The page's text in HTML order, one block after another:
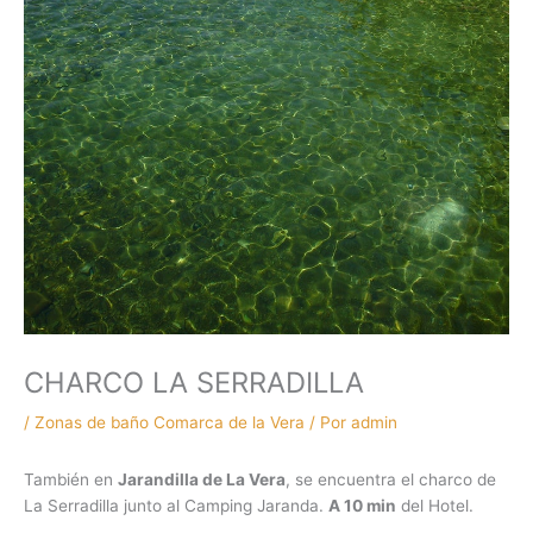
CHARCO LA SERRADILLA
/ Zonas de baño Comarca de la Vera / Por admin
También en Jarandilla de La Vera, se encuentra el charco de
La Serradilla junto al Camping Jaranda. A 10 min del Hotel.